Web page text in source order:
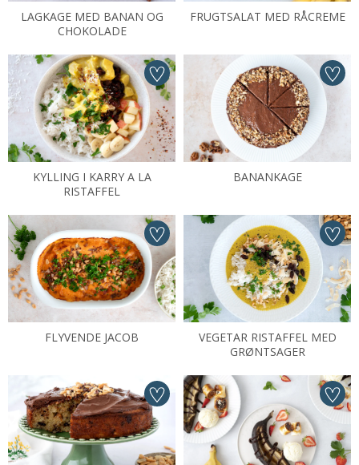
LAGKAGE MED BANAN OG
CHOKOLADE
FRUGTSALAT MED RÅCREME
KYLLING I KARRY A LA
RISTAFFEL
BANANKAGE
FLYVENDE JACOB
VEGETAR RISTAFFEL MED
GRØNTSAGER